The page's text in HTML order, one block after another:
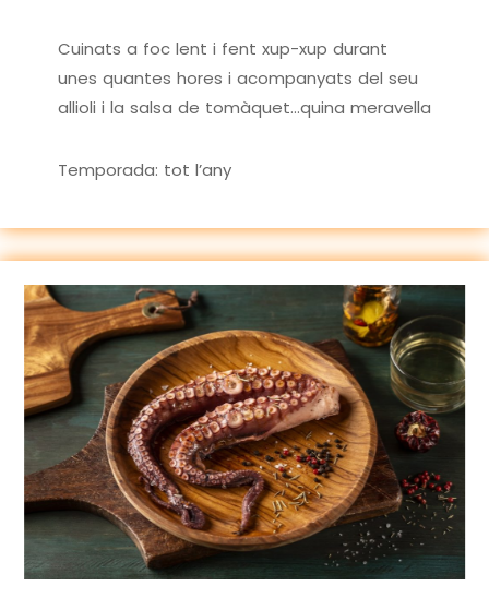
Cuinats a foc lent i fent xup-xup durant
unes quantes hores i acompanyats del seu
allioli i la salsa de tomàquet…quina meravella
Temporada: tot l’any